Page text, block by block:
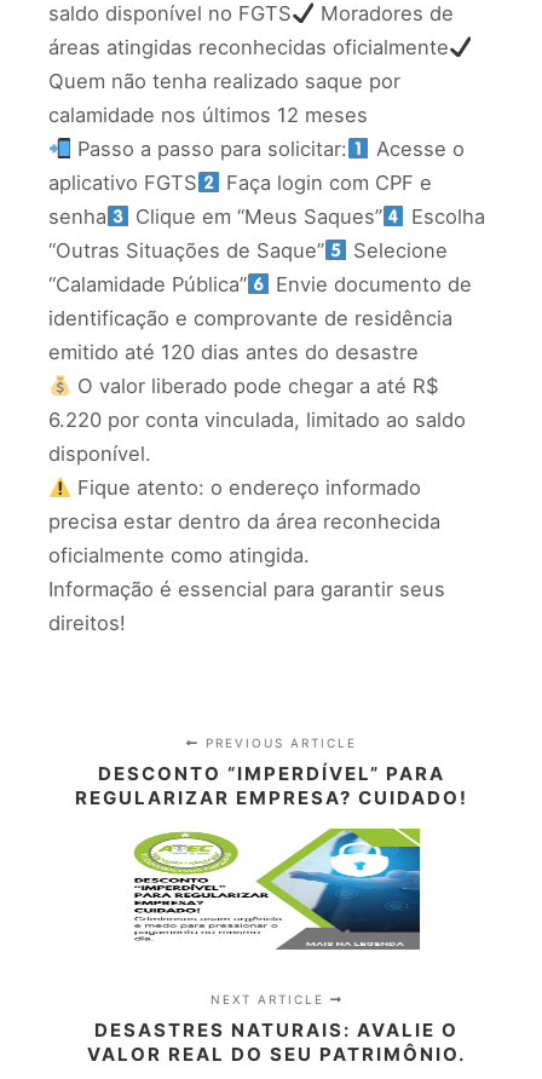
saldo disponível no FGTS
Moradores de
áreas atingidas reconhecidas oficialmente
Quem não tenha realizado saque por
calamidade nos últimos 12 meses
Passo a passo para solicitar:
Acesse o
aplicativo FGTS
Faça login com CPF e
senha
Clique em “Meus Saques”
Escolha
“Outras Situações de Saque”
Selecione
“Calamidade Pública”
Envie documento de
identificação e comprovante de residência
emitido até 120 dias antes do desastre
O valor liberado pode chegar a até R$
6.220 por conta vinculada, limitado ao saldo
disponível.
Fique atento: o endereço informado
precisa estar dentro da área reconhecida
oficialmente como atingida.
Informação é essencial para garantir seus
direitos!
PREVIOUS ARTICLE
DESCONTO “IMPERDÍVEL” PARA
REGULARIZAR EMPRESA? CUIDADO!
NEXT ARTICLE
DESASTRES NATURAIS: AVALIE O
VALOR REAL DO SEU PATRIMÔNIO.